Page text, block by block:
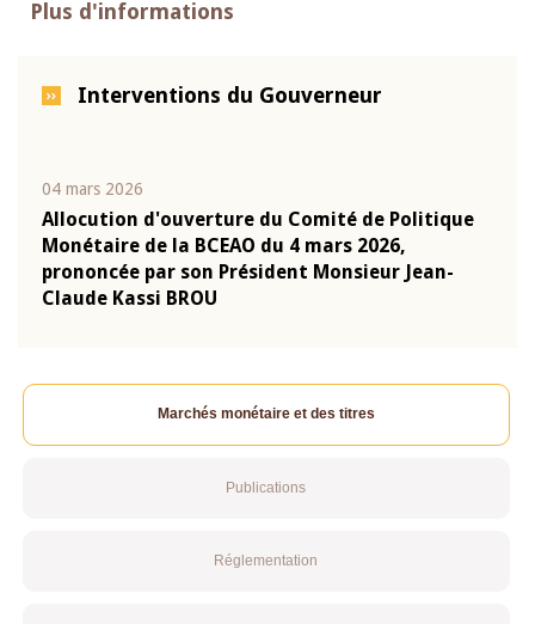
Plus d'informations
Interventions du Gouverneur
04 mars 2026
Allocution d'ouverture du Comité de Politique
Monétaire de la BCEAO du 4 mars 2026,
prononcée par son Président Monsieur Jean-
Claude Kassi BROU
Marchés monétaire et des titres
Publications
Réglementation